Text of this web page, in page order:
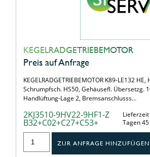
KEGELRADGETRIEBEMOTOR
Preis auf Anfrage
KEGELRADGETRIEBEMOTOR K89-LE132
Schrumpfsch. HS50, Gehäusefl. Übersetzg.
Handlüftung-Lage 2, Bremsanschlusss…
2KJ3510-9HV22-9HF1-Z
B32+C02+C27+C53+
Tagen 45
ZUR ANFRAGE HINZUFÜGEN